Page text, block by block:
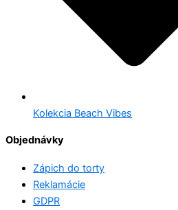
Kolekcia Beach Vibes
Objednávky
Zápich do torty
Reklamácie
GDPR